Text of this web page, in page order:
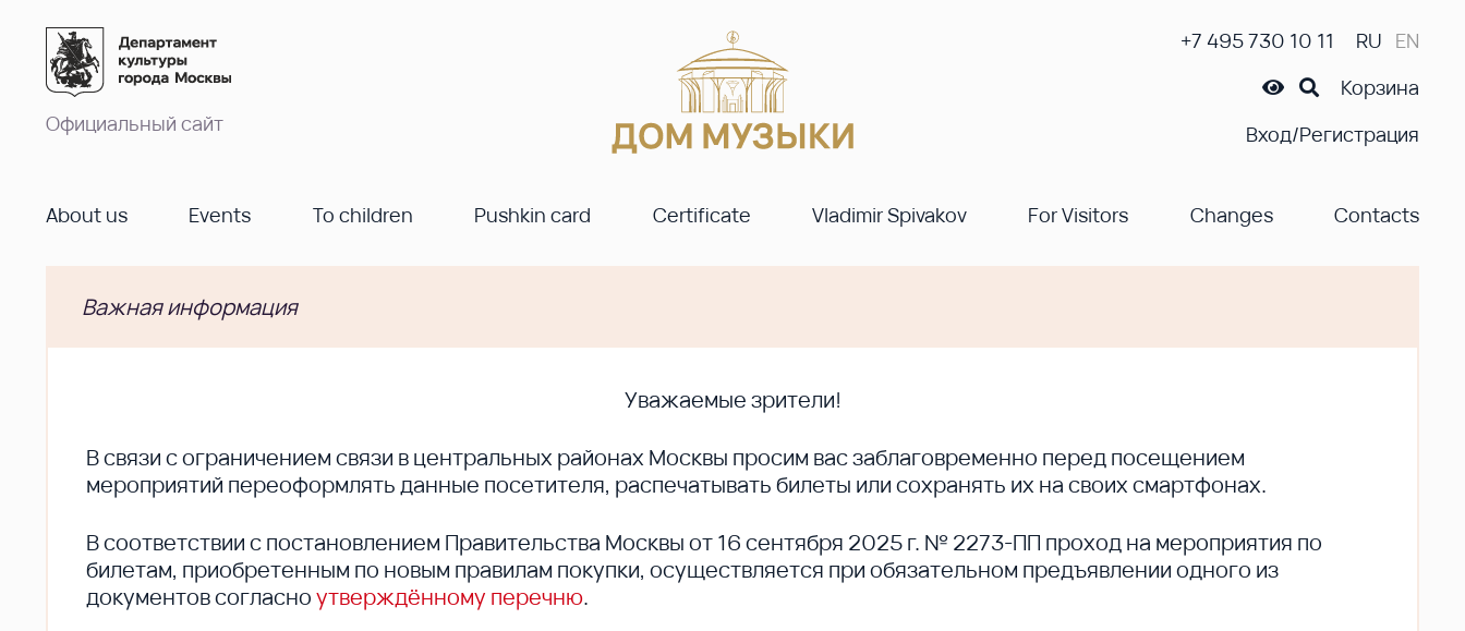
Официальный сайт
+7 495 730 10 11 RU EN
Корзина
Вход/Регистрация
About us Events To children Pushkin card Certificate Vladimir Spivakov For Visitors Changes Contacts
Важная информация
Уважаемые зрители!
В cвязи с ограничением связи в центральных районах Москвы просим вас заблаговременно перед посещением
мероприятий переоформлять данные посетителя, распечатывать билеты или сохранять их на своих смартфонах.
В соответствии с постановлением Правительства Москвы от 16 сентября 2025 г. № 2273-ПП проход на мероприятия по
билетам, приобретенным по новым правилам покупки, осуществляется при обязательном предъявлении одного из
документов согласноутверждённому перечню.